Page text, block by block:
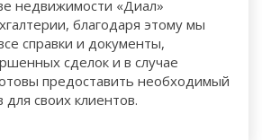
недвижимости «Диал»
благодаря этому мы
справки и документы,
сделок и в случае
предоставить необходимый
своих клиентов.